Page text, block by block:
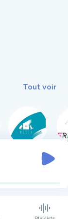
Tout voir